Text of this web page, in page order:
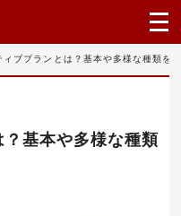
ィブプランとは？基本や多様な種類を
基本や多様な種類